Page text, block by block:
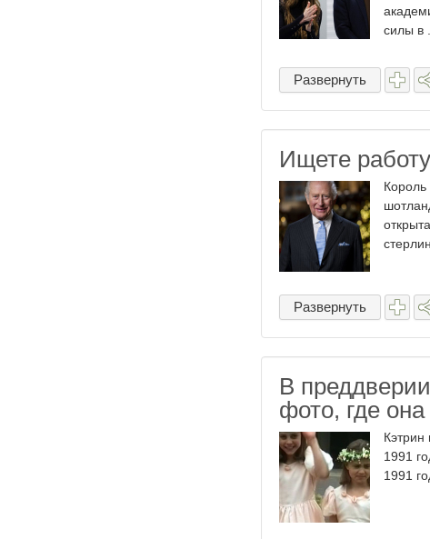
силы в ...
Развернуть
Ищете
Развернуть
В
фото, где
Кэтрин
1991
1991